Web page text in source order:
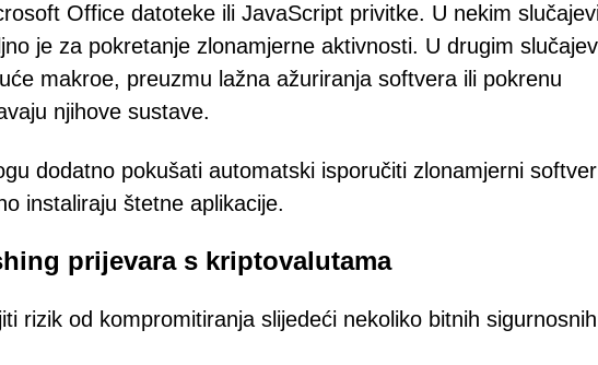
Office datoteke ili JavaScript privitke. U nekim
je za pokretanje zlonamjerne aktivnosti. U drugim
makroe, preuzmu lažna ažuriranja softvera ili pokrenu
njihove sustave.
dodatno pokušati automatski isporučiti zlonamjerni
instaliraju štetne aplikacije.
prijevara s kriptovalutama
rizik od kompromitiranja slijedeći nekoliko bitnih sigurnosnih